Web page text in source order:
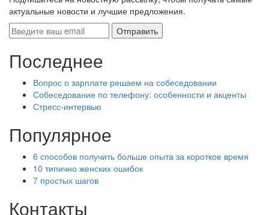
актуальные новости и лучшие предложения.
Последнее
Вопрос о зарплате решаем на собеседовании
Собеседование по телефону: особенности и акценты
Стресс-интервью
Популярное
6 способов получить больше опыта за короткое время
10 типично женских ошибок
7 простых шагов
Контакты